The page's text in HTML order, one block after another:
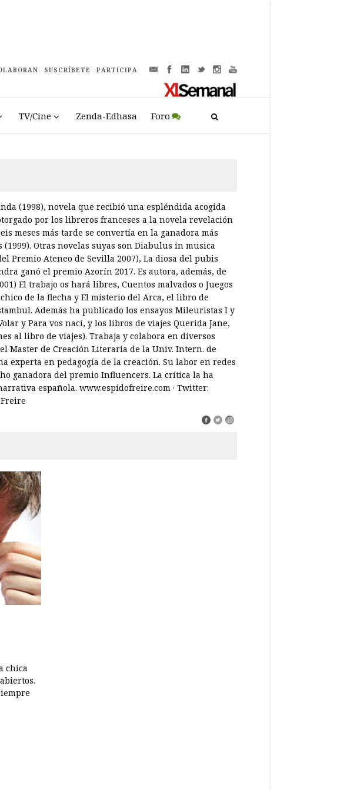
SUSCRÍBETE PARTICIPA
TV/Cine Zenda-Edhasa Foro
(1998), novela que recibió una espléndida acogida
por los libreros franceses a la novela revelación
meses más tarde se convertía en la ganadora más
Otras novelas suyas son Diabulus in musica
Premio Ateneo de Sevilla 2007), La diosa del pubis
ganó el premio Azorín 2017. Es autora, además, de
El trabajo os hará libres, Cuentos malvados o Juegos
de la flecha y El misterio del Arca, el libro de
Además ha publicado los ensayos Mileuristas I y
y Para vos nací, y los libros de viajes Querida Jane,
al libro de viajes). Trabaja y colabora en diversos
Master de Creación Literaria de la Univ. Intern. de
experta en pedagogía de la creación. Su labor en redes
ganadora del premio Influencers. La crítica la ha
española. www.espidofreire.com · Twitter:
Freire
chica